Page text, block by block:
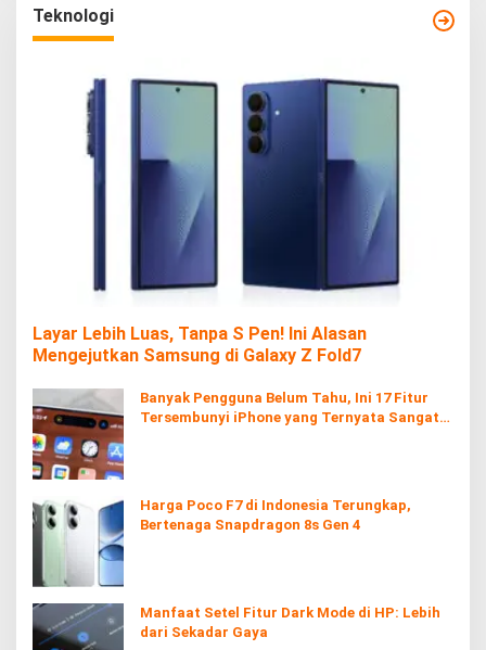
Teknologi
Layar Lebih Luas, Tanpa S Pen! Ini Alasan
Mengejutkan Samsung di Galaxy Z Fold7
Banyak Pengguna Belum Tahu, Ini 17 Fitur
Tersembunyi iPhone yang Ternyata Sangat
Harga Poco F7 di Indonesia Terungkap,
Bertenaga Snapdragon 8s Gen 4
Manfaat Setel Fitur Dark Mode di HP: Lebih
dari Sekadar Gaya